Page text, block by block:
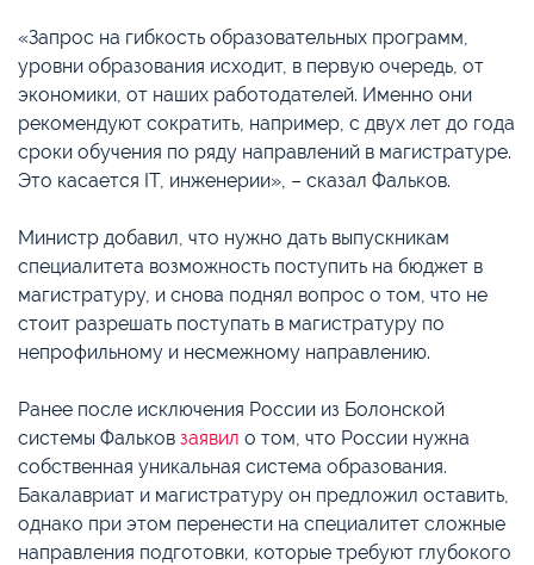
«Запрос на гибкость образовательных программ,
уровни образования исходит, в первую очередь, от
экономики, от наших работодателей. Именно они
рекомендуют сократить, например, с двух лет до года
сроки обучения по ряду направлений в магистратуре.
Это касается IT, инженерии», – сказал Фальков.
Министр добавил, что нужно дать выпускникам
специалитета возможность поступить на бюджет в
магистратуру, и снова поднял вопрос о том, что не
стоит разрешать поступать в магистратуру по
непрофильному и несмежному направлению.
Ранее после исключения России из Болонской
системы Фальков заявил о том, что России нужна
собственная уникальная система образования.
Бакалавриат и магистратуру он предложил оставить,
однако при этом перенести на специалитет сложные
направления подготовки, которые требуют глубокого